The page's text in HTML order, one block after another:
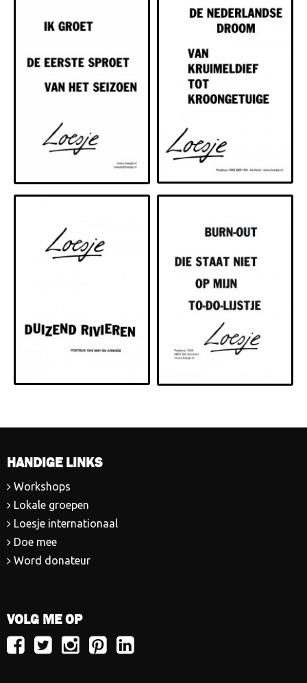
HANDIGE LINKS
Workshops
Lokale groepen
Loesje internationaal
Doe mee
Word donateur
VOLG ME OP
VolgVolgVolgVolgVolg